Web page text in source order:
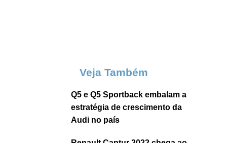
Veja Também
Q5 e Q5 Sportback embalam a
estratégia de crescimento da
Audi no país